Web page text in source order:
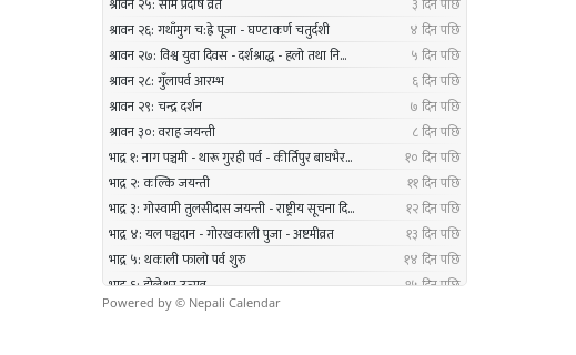
Powered by © Nepali Calendar